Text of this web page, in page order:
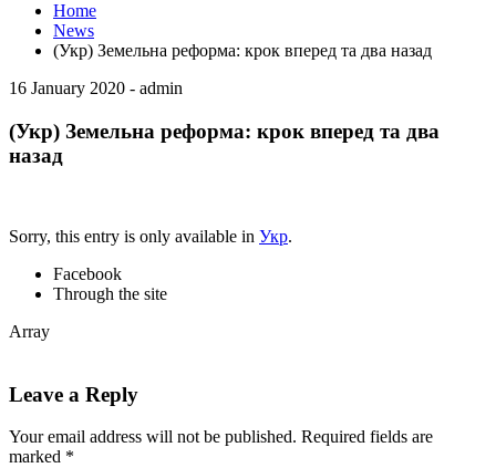
Home
News
(Укр) Земельна реформа: крок вперед та два назад
16 January 2020 - admin
(Укр) Земельна реформа: крок вперед та два
назад
Sorry, this entry is only available in Укр.
Facebook
Through the site
Array
Leave a Reply
Your email address will not be published. Required fields are
marked *